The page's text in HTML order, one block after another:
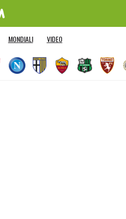
MONDIALI VIDEO